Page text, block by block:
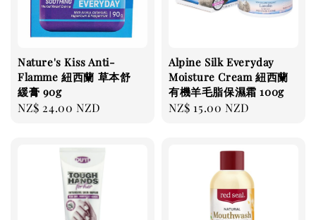
Nature's Kiss Anti-
Flamme 紐西蘭 草本舒
緩膏 90g
Regular
NZ$ 24.00 NZD
Alpine Silk Everyday
Moisture Cream 紐西蘭
有機羊毛脂保濕霜 100g
Regular
NZ$ 15.00 NZD